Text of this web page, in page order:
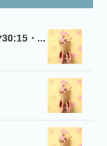
30:15・...